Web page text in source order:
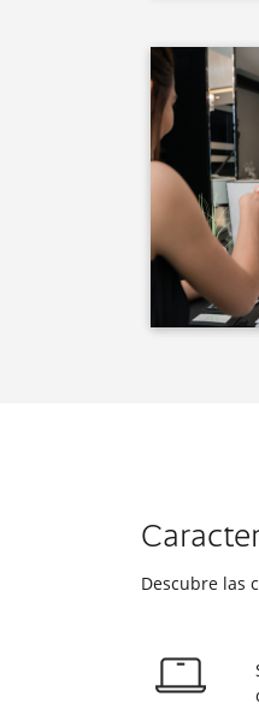
Descubre las